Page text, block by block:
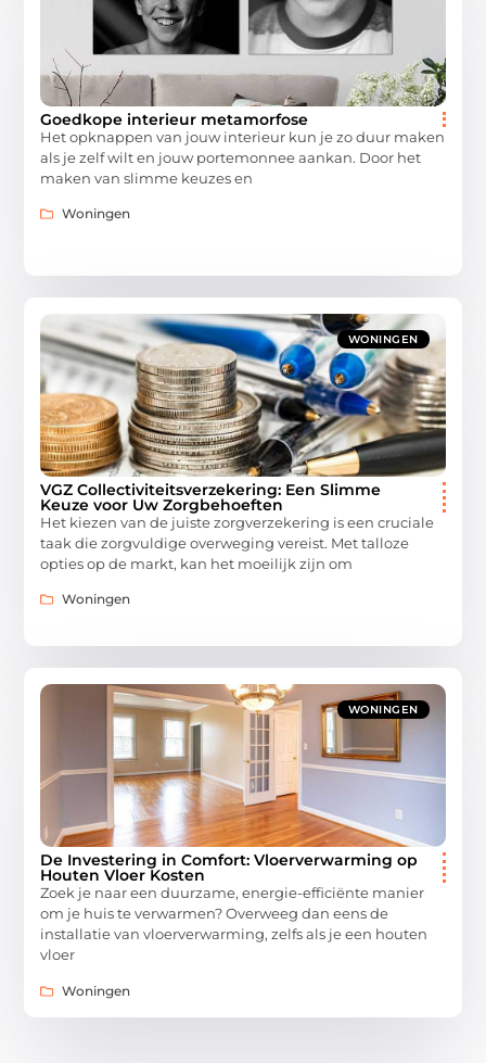
Goedkope interieur metamorfose
Het opknappen van jouw interieur kun je zo duur maken
als je zelf wilt en jouw portemonnee aankan. Door het
maken van slimme keuzes en
Woningen
WONINGEN
VGZ Collectiviteitsverzekering: Een Slimme
Keuze voor Uw Zorgbehoeften
Het kiezen van de juiste zorgverzekering is een cruciale
taak die zorgvuldige overweging vereist. Met talloze
opties op de markt, kan het moeilijk zijn om
Woningen
WONINGEN
De Investering in Comfort: Vloerverwarming op
Houten Vloer Kosten
Zoek je naar een duurzame, energie-efficiënte manier
om je huis te verwarmen? Overweeg dan eens de
installatie van vloerverwarming, zelfs als je een houten
vloer
Woningen